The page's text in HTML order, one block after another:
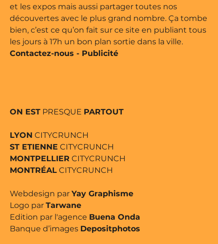
et les expos mais aussi partager toutes nos
découvertes avec le plus grand nombre. Ça tombe
bien, c’est ce qu’on fait sur ce site en publiant tous
les jours à 17h un bon plan sortie dans la ville.
Contactez-nous - Publicité
ON EST PRESQUE PARTOUT
LYON CITYCRUNCH
ST ETIENNE CITYCRUNCH
MONTPELLIER CITYCRUNCH
MONTRÉAL CITYCRUNCH
Webdesign par Yay Graphisme
Logo par Tarwane
Edition par l'agence Buena Onda
Banque d’images Depositphotos